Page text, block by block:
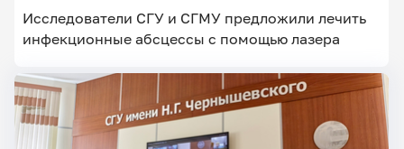
Исследователи СГУ и СГМУ предложили лечить
инфекционные абсцессы с помощью лазера